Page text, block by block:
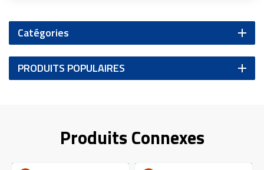
Catégories
PRODUITS POPULAIRES
Produits Connexes